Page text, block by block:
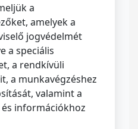
a
amelyek a
jogvédelmét
a speciális
a rendkívüli
a munkavégzéshez
valamint a
információkhoz